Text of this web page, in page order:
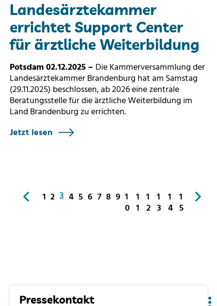
Landesärztekammer
errichtet Support Center
für ärztliche Weiterbildung
Potsdam 02.12.2025 – Die Kammerversammlung der
Landesärztekammer Brandenburg hat am Samstag
(29.11.2025) beschlossen, ab 2026 eine zentrale
Beratungsstelle für die ärztliche Weiterbildung im
Land Brandenburg zu errichten.
Jetzt lesen
1 2 3 4 5 6 7 8 9 1
0
1
1
1
2
1
3
1
4
1
5
Pressekontakt